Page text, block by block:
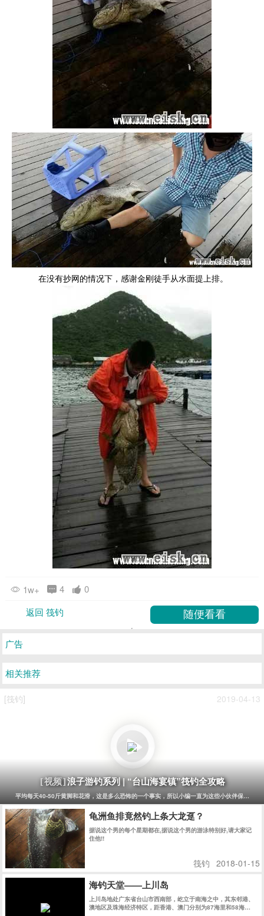
在没有抄网的情况下，感谢金刚徒手从水面提上排。
1w+ 4
0
返回 筏钓
广告
相关推荐
[筏钓] 2019-04-13
[视频]浪子游钓系列 | “台山海宴镇”筏钓全攻略
平均每天40-50斤黄脚和花滑，这是多么恐怖的一个事实，所以小编一直为这些小伙伴保密没
龟洲鱼排竟然钓上条大龙趸？
据说这个男的每个星期都在,据说这个男的游泳特别好,请大家记
住他!!
筏钓 2018-01-15
海钓天堂——上川岛
上川岛地处广东省台山市西南部，屹立于南海之中，其东邻港、
澳地区及珠海经济特区，距香港、澳门分别为87海里和58海